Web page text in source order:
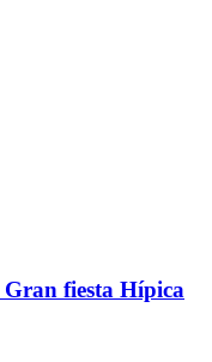
fiesta Hípica